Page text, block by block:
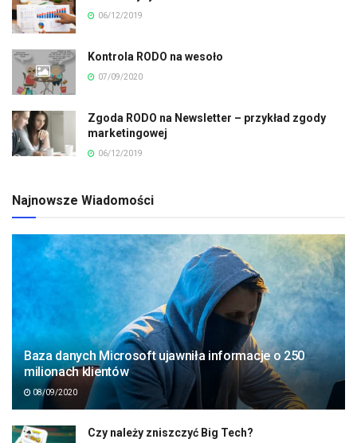
06/12/2019
Kontrola RODO na wesoło
07/09/2020
Zgoda RODO na Newsletter – przykład zgody
marketingowej
06/12/2019
Najnowsze Wiadomości
Baza danych Microsoft ujawniła informacje o 250
milionach klientów
08/09/2020
Czy należy zniszczyć Big Tech?